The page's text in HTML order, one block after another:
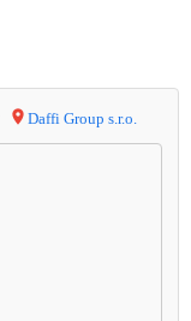
Daffi Group s.r.o.